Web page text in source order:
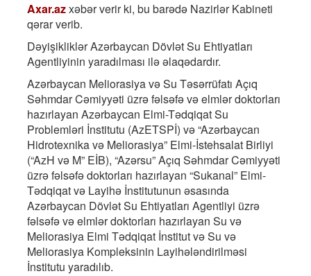
Axar.azxəbər verir ki, bu barədə Nazirlər Kabineti
qərar verib.
Dəyişikliklər Azərbaycan Dövlət Su Ehtiyatları
Agentliyinin yaradılması ilə əlaqədardır.
Azərbaycan Meliorasiya və Su Təsərrüfatı Açıq
Səhmdar Cəmiyyəti üzrə fəlsəfə və elmlər doktorları
hazırlayan Azərbaycan Elmi-Tədqiqat Su
Problemləri İnstitutu (AzETSPİ) və “Azərbaycan
Hidrotexnika və Meliorasiya” Elmi-İstehsalat Birliyi
(“AzH və M” EİB), “Azərsu” Açıq Səhmdar Cəmiyyəti
üzrə fəlsəfə doktorları hazırlayan “Sukanal” Elmi-
Tədqiqat və Layihə İnstitutunun əsasında
Azərbaycan Dövlət Su Ehtiyatları Agentliyi üzrə
fəlsəfə və elmlər doktorları hazırlayan Su və
Meliorasiya Elmi Tədqiqat İnstitut və Su və
Meliorasiya Kompleksinin Layihələndirilməsi
İnstitutu yaradılıb.